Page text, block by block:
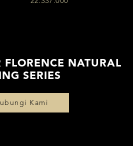
FLORENCE NATURAL
SERIES
Kami